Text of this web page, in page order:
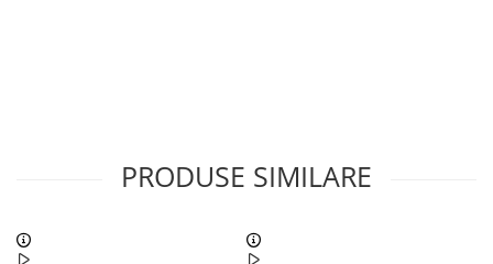
PRODUSE SIMILARE